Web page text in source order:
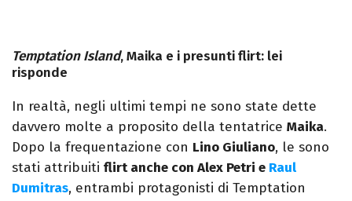
Temptation Island, Maika e i presunti flirt: lei
risponde
In realtà, negli ultimi tempi ne sono state dette
davvero molte a proposito della tentatrice Maika.
Dopo la frequentazione con Lino Giuliano, le sono
stati attribuiti flirt anche con Alex Petri e Raul
Dumitras, entrambi protagonisti di Temptation